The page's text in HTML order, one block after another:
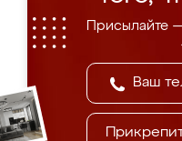
Присылайте